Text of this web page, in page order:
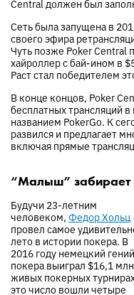
Central должен был
Сеть была запущена в
своего эфира
Чуть позже Poker Central
хайроллер с бай-ином в
Раст стал победителем
В конце концов, Poker
бесплатных трансляций
названием PokerGo. К
развился и предлагает
включая прямые
“Малыш” забирает
Будучи 23-летним
человеком, Федор Хольц
провел самое
лето в истории покера. В
2016 году немецкий гений
покера выиграл $16,1
живых покерных
это число вошли четыре